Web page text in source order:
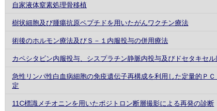
自家液体窒素処理骨移植
樹状細胞及び腫瘍抗原ペプチドを用いたがんワクチン療法
術後のホルモン療法及びＳ－１内服投与の併用療法
カペシタビン内服投与、シスプラチン静脈内投与及びドセタキセ
急性リンパ性白血病細胞の免疫遺伝子再構成を利用した定量的Ｐ
定
11C標識メチオニンを用いたポジトロン断層撮影による再発の診断